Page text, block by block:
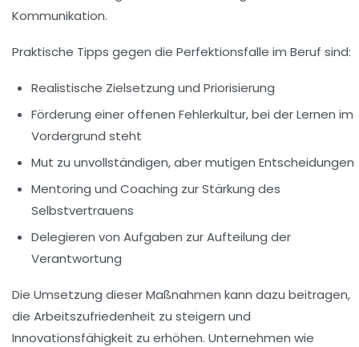
Kommunikation.
Praktische Tipps gegen die Perfektionsfalle im Beruf sind:
Realistische Zielsetzung und Priorisierung
Förderung einer offenen Fehlerkultur, bei der Lernen im
Vordergrund steht
Mut zu unvollständigen, aber mutigen Entscheidungen
Mentoring und Coaching zur Stärkung des
Selbstvertrauens
Delegieren von Aufgaben zur Aufteilung der
Verantwortung
Die Umsetzung dieser Maßnahmen kann dazu beitragen,
die Arbeitszufriedenheit zu steigern und
Innovationsfähigkeit zu erhöhen. Unternehmen wie